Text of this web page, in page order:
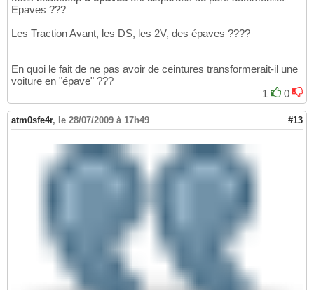
Epaves ???
Les Traction Avant, les DS, les 2V, des épaves ????
En quoi le fait de ne pas avoir de ceintures transformerait-il une
voiture en "épave" ???
1
0
atm0sfe4r, le 28/07/2009 à 17h49 #13